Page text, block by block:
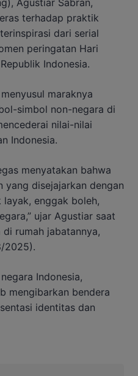
Agustiar Sabran,
terhadap praktik
dari serial
peringatan Hari
Indonesia.
maraknya
simbol non-negara di
nilai-nilai
Indonesia.
menyatakan bahwa
disejajarkan dengan
layak, enggak boleh,
ujar Agustiar saat
rumah jabatannya,
2025).
Indonesia,
mengibarkan bendera
identitas dan